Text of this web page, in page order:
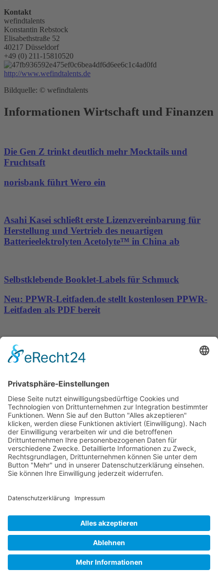
Kontakt
wefindtalents
Konstantin Rebstock
Elisabethstraße 52
40217 Düsseldorf
+49 (0) 211-15810520
http://www.wefindtalents.de
Bildquelle: © wefindtalents
Informationen Wirtschaft und Finanzen
Die Gen Z trinkt deutlich mehr Mocktails und
Fruchtsaft
norisbank führt Wero ein
Asahi Kasei schließt erste Lizenzvereinbarung für
Herstellung und Vertrieb des neuartigen
Batterieelektrolyten Acetolyte™ in China ab
Selbstklebende Booklet-Labels für Schmuck
Neu: PPWR-Leitfaden.de stellt kostenlosen PPWR-
Leitfaden als PDF bereit
PR-Workflow für Pressetexte erhält journalistische
Qualitätskontrolle
Impressum
Datenschutz
Kooperation
Werbung
Presse- und Öffentlichkeitsarbeit
Aktuelles
Themenwelt
Geprüfter Franchisegeber
© 2023 Franchisevergleich.eu